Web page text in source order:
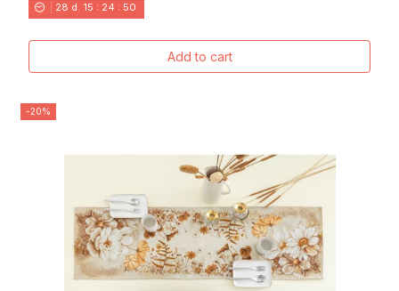
28 d. 15 : 24 : 49
Add to cart
-20%